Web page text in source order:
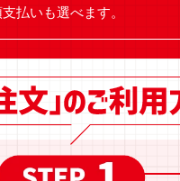
払いも選べます。